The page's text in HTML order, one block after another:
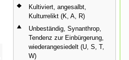
Kultiviert, angesalbt,
Kulturrelikt (K, A, R)
Unbeständig, Synanthrop,
Tendenz zur Einbürgerung,
wiederangesiedelt (U, S, T,
W)